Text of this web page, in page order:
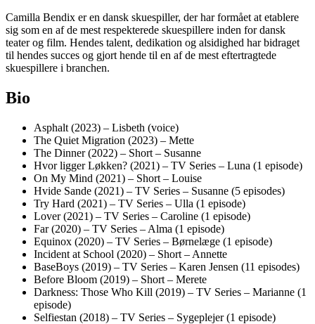
Camilla Bendix er en dansk skuespiller, der har formået at etablere
sig som en af de mest respekterede skuespillere inden for dansk
teater og film. Hendes talent, dedikation og alsidighed har bidraget
til hendes succes og gjort hende til en af de mest eftertragtede
skuespillere i branchen.
Bio
Asphalt (2023) – Lisbeth (voice)
The Quiet Migration (2023) – Mette
The Dinner (2022) – Short – Susanne
Hvor ligger Løkken? (2021) – TV Series – Luna (1 episode)
On My Mind (2021) – Short – Louise
Hvide Sande (2021) – TV Series – Susanne (5 episodes)
Try Hard (2021) – TV Series – Ulla (1 episode)
Lover (2021) – TV Series – Caroline (1 episode)
Far (2020) – TV Series – Alma (1 episode)
Equinox (2020) – TV Series – Børnelæge (1 episode)
Incident at School (2020) – Short – Annette
BaseBoys (2019) – TV Series – Karen Jensen (11 episodes)
Before Bloom (2019) – Short – Merete
Darkness: Those Who Kill (2019) – TV Series – Marianne (1
episode)
Selfiestan (2018) – TV Series – Sygeplejer (1 episode)